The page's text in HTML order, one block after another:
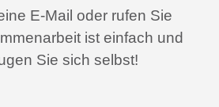
E-Mail oder rufen Sie
ist einfach und
Sie sich selbst!